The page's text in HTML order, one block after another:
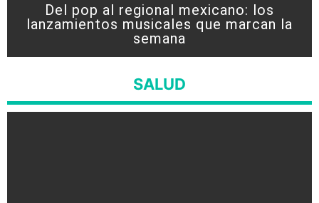
Del pop al regional mexicano: los
lanzamientos musicales que marcan la
semana
SALUD